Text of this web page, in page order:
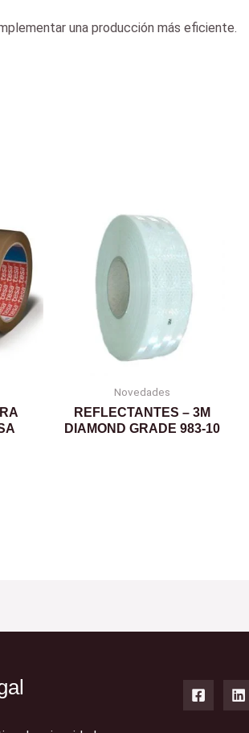
una producción más eficiente.
Novedades
REFLECTANTES – 3M
DIAMOND GRADE 983-10